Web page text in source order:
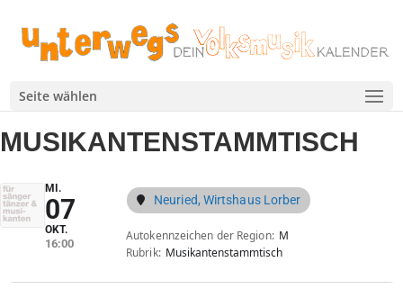
Seite wählen
MUSIKANTENSTAMMTISCH
MI.
07
OKT.
16:00
Neuried, Wirtshaus Lorber
Autokennzeichen der Region M
Rubrik Musikantenstammtisch